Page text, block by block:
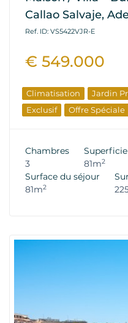
Callao Salvaje,
Ref. ID: VS5422VJR-E
€ 549.000
Climatisation Jardin
Exclusif
Offre Spéciale
Chambres
3
81m2
Surface du séjour
81m2